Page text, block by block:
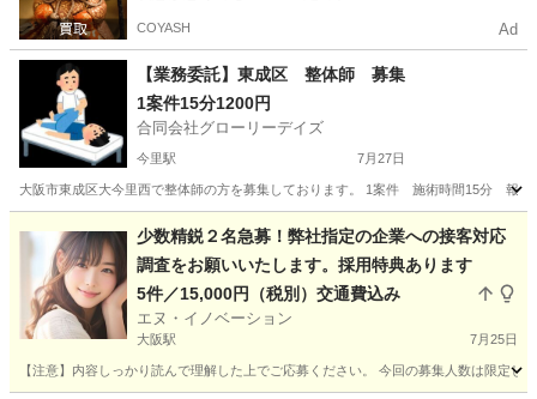
COYASH Ad
【業務委託】東成区 整体師 募集
1案件15分1200円
合同会社グローリーデイズ
今里駅 7月27日
大阪市東成区大今里西で整体師の方を募集しております。 1案件 施術時間15分 報
今里駅 その他 業務委託
少数精鋭２名急募！弊社指定の企業への接客対応
調査をお願いいたします。採用特典あります
5件／15,000円（税別）交通費込み
エヌ・イノベーション
大阪駅 7月25日
【注意】内容しっかり読んで理解した上でご応募ください。 今回の募集人数は限定